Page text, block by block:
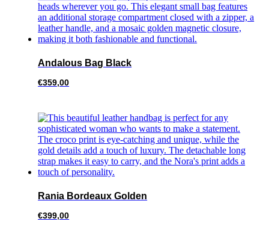
Andalous Bag Black
€359,00
Rania Bordeaux Golden
€399,00